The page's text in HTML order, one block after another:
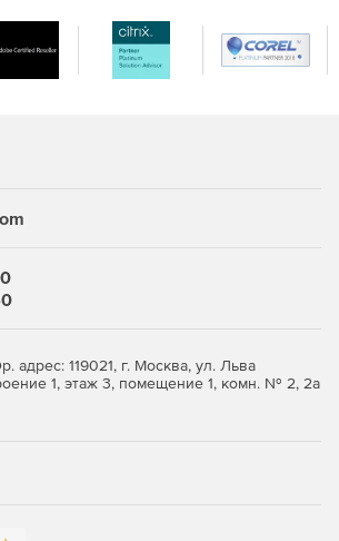
адрес: 119021, г. Москва, ул. Льва
1, этаж 3, помещение 1, комн. № 2, 2а